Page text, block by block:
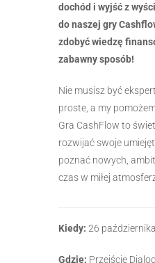
dochód i wyjść z
do naszej gry
zdobyć wiedzę
zabawny sposób!
Nie musisz być
proste, a my
Gra CashFlow to
rozwijać swoje
poznać nowych,
czas w miłej
Kiedy: 26
Gdzie: Przejście